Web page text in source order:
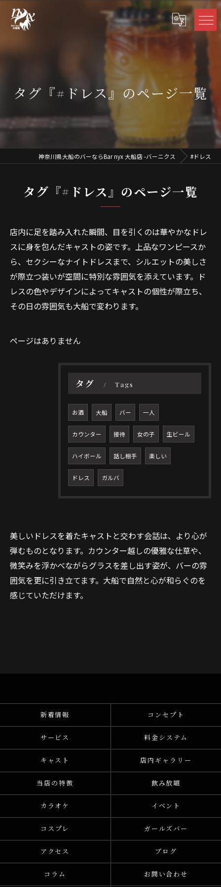
タグ『#ドレス』のページ一覧
神奈川県大船のバーならBar nyx 大船店 -バーニクス #ドレス
タグ『#ドレス』のページ一覧
店内に足を踏み入れた瞬間、目を引くのは華やかなドレ
スに身を包んだキャストの姿です。上品なワンピースか
ら、セクシーなナイトドレスまで、シルエットの美しさ
が際立つ装いが空間に特別な雰囲気を添えています。ド
レスの色やデザインによってキャストの個性が際立ち、
その日の雰囲気も大船で変わります。
ページはありません
タグ Tags
お酒 大船 バー 一人
カウンター 接待 女の子 生ビール
ハイボール 話し相手 楽しい
ドレス ガルバ
美しいドレスを着たキャストと交わす会話は、より心が
弾むものとなります。カウンター越しの優雅な仕草や、
微笑みを浮かべながらグラスを差し出す姿が、バーの雰
囲気を更に引き立てます。大船で自然と心が和らぐのを
感じていただけます。
新着情報 コンセプト
サービス 料金システム
キャスト 店内ギャラリー
当店の特徴 飲み放題
カラオケ イベント
コスプレ ガールズバー
アクセス ブログ
コラム お問い合わせ